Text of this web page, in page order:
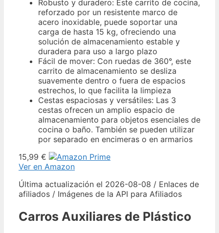
Robusto y duradero: Este carrito de cocina,
reforzado por un resistente marco de
acero inoxidable, puede soportar una
carga de hasta 15 kg, ofreciendo una
solución de almacenamiento estable y
duradera para uso a largo plazo
Fácil de mover: Con ruedas de 360°, este
carrito de almacenamiento se desliza
suavemente dentro o fuera de espacios
estrechos, lo que facilita la limpieza
Cestas espaciosas y versátiles: Las 3
cestas ofrecen un amplio espacio de
almacenamiento para objetos esenciales de
cocina o baño. También se pueden utilizar
por separado en encimeras o en armarios
15,99 €
Ver en Amazon
Última actualización el 2026-08-08 / Enlaces de
afiliados / Imágenes de la API para Afiliados
Carros Auxiliares de Plástico